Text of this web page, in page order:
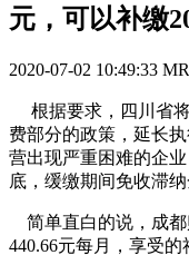
元，可以补缴
2020-07-02 10:49:33
根据要求，四川省
费部分的政策，延长
营出现严重困难的企
底，缓缴期间免收滞纳
简单直白的说，成都
440.66元每月，享受